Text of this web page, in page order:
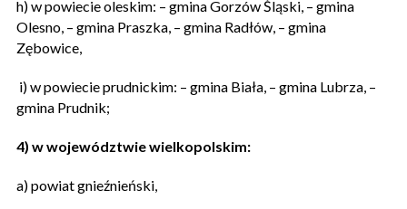
h) w powiecie oleskim: – gmina Gorzów Śląski, – gmina
Olesno, – gmina Praszka, – gmina Radłów, – gmina
Zębowice,
i) w powiecie prudnickim: – gmina Biała, – gmina Lubrza, –
gmina Prudnik;
4) w województwie wielkopolskim:
a) powiat gnieźnieński,